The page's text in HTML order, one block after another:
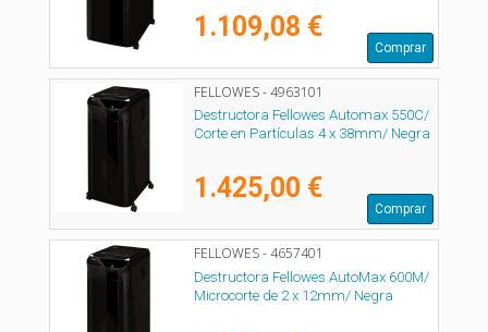
1.109,08 €
Comprar
FELLOWES - 4963101
Destructora Fellowes Automax 550C/
Corte en Partículas 4 x 38mm/ Negra
1.425,00 €
Comprar
FELLOWES - 4657401
Destructora Fellowes AutoMax 600M/
Microcorte de 2 x 12mm/ Negra